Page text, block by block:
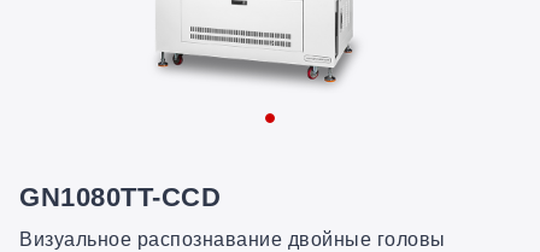
GN1080TT-CCD
Визуальное распознавание двойные головы